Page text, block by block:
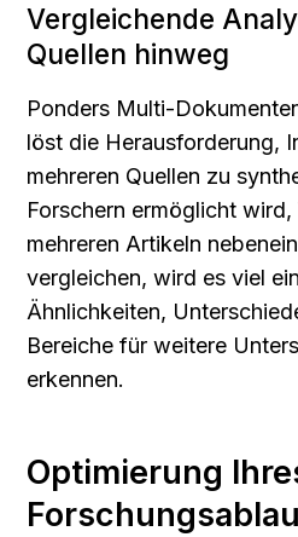
Vergleichende
Quellen hinweg
Ponders Multi-
löst die Herausforderung,
mehreren Quellen zu
Forschern ermöglicht
mehreren Artikeln
vergleichen, wird es viel
Ähnlichkeiten,
Bereiche für weitere
erkennen.
Optimierung